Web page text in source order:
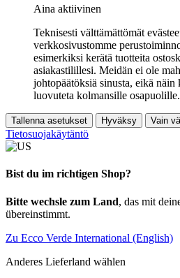
Aina aktiivinen
Teknisesti välttämättömät
verkkosivustomme
esimerkiksi kerätä tuotteita
asiakastilillesi. Meidän ei ole
johtopäätöksiä sinusta, eikä näin
luovuteta kolmansille osapuolille.
Tallenna asetukset Hyväksy Vain
Tietosuojakäytäntö
Bist du im richtigen Shop?
Bitte wechsle zum Land, das mit
übereinstimmt.
Zu Ecco Verde International (English)
Anderes Lieferland wählen